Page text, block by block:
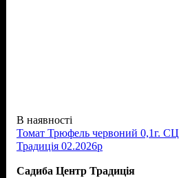
В наявності
Томат Трюфель червоний 0,1г. СЦ
Традиція 02.2026р
Садиба Центр Традиція